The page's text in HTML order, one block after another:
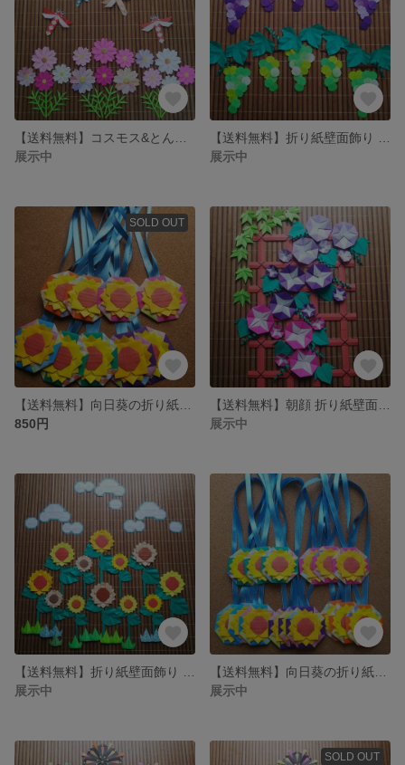
展示中
展示中
SOLD OUT
850円
展示中
展示中
展示中
SOLD OUT